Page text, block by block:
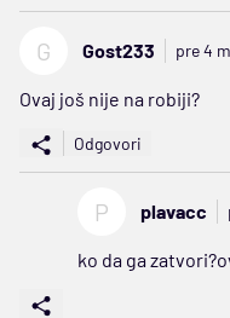
G Gost233 pre 4
Ovaj još nije na robiji?
Odgovori
P plavacc
ko da ga